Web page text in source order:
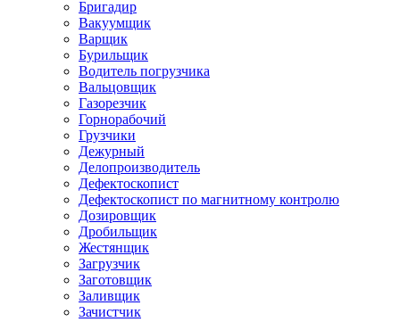
Бригадир
Вакуумщик
Варщик
Бурильщик
Водитель погрузчика
Вальцовщик
Газорезчик
Горнорабочий
Грузчики
Дежурный
Делопроизводитель
Дефектоскопист
Дефектоскопист по магнитному контролю
Дозировщик
Дробильщик
Жестянщик
Загрузчик
Заготовщик
Заливщик
Зачистчик